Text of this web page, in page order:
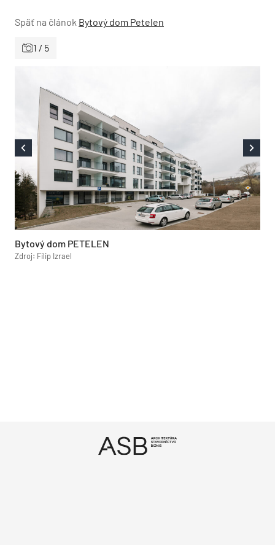
Späť na článok Bytový dom Petelen
1 / 5
Bytový dom PETELEN
Zdroj: Filip Izrael